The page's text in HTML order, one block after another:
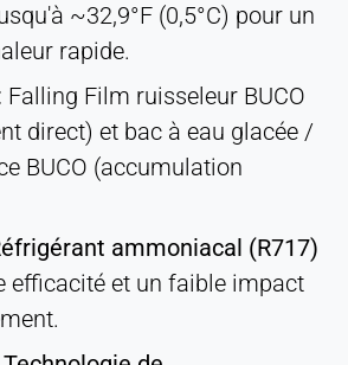
~32,9°F (0,5°C) pour un
rapide.
Falling Film ruisseleur BUCO
direct) et bac à eau glacée /
BUCO (accumulation
ammoniacal (R717)
efficacité et un faible impact